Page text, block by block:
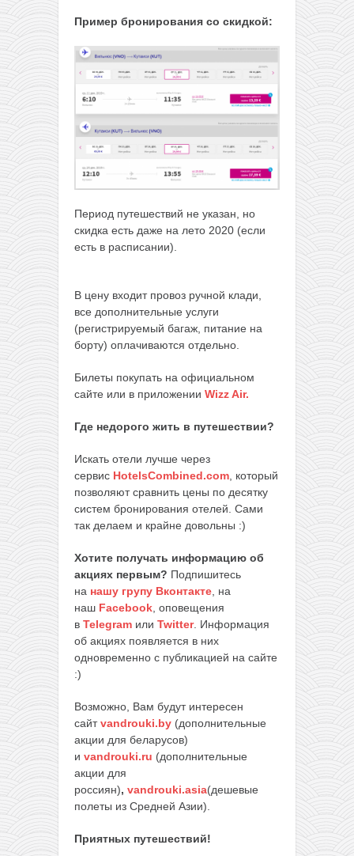
Пример бронирования со скидкой:
Период путешествий не указан, но
скидка есть даже на лето 2020 (если
есть в расписании).
В цену входит провоз ручной клади,
все дополнительные услуги
(регистрируемый багаж, питание на
борту) оплачиваются отдельно.
Билеты покупать на официальном
сайте или в приложении Wizz Air.
Где недорого жить в путешествии?
Искать отели лучше через
сервис HotelsCombined.com, который
позволяют сравнить цены по десятку
систем бронирования отелей. Сами
так делаем и крайне довольны :)
Хотите получать информацию об
акциях первым? Подпишитесь
на нашу групу Вконтакте, на
наш Facebook, оповещения
в Telegram или Twitter. Информация
об акциях появляется в них
одновременно с публикацией на сайте
:)
Возможно, Вам будут интересен
сайтvandrouki.by (дополнительные
акции для беларусов)
и vandrouki.ru (дополнительные
акции для
россиян), vandrouki.asia(дешевые
полеты из Средней Азии).
Приятных путешествий!